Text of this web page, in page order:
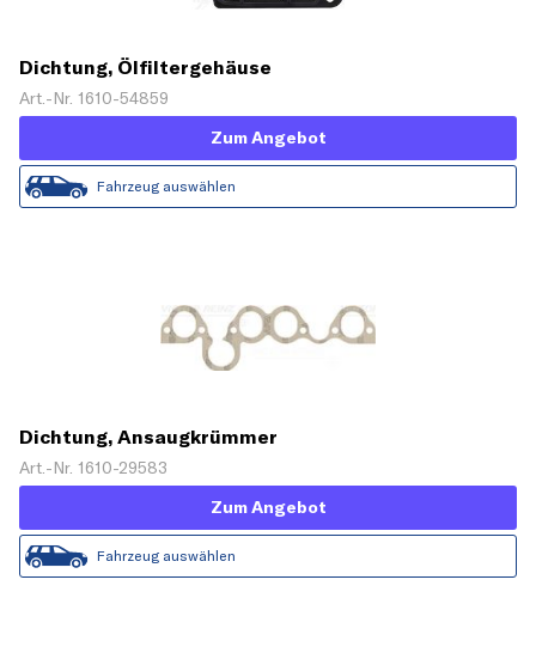
Dichtung, Ölfiltergehäuse
Art.-Nr. 1610-54859
Zum Angebot
Fahrzeug auswählen
Dichtung, Ansaugkrümmer
Art.-Nr. 1610-29583
Zum Angebot
Fahrzeug auswählen